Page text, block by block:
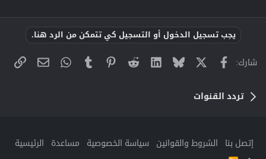
يجب تسجيل الدخول أو التسجيل كي تتمكن من الرد هنا.
شارك: فيسبوك Bluesky
LinkedIn
Reddit
Pinterest
Tumblr
WhatsApp
البريد
تردد القنوات
إتصل بنا الشروط والقوانين سياسة الخصوصية مساعدة الرئيسية